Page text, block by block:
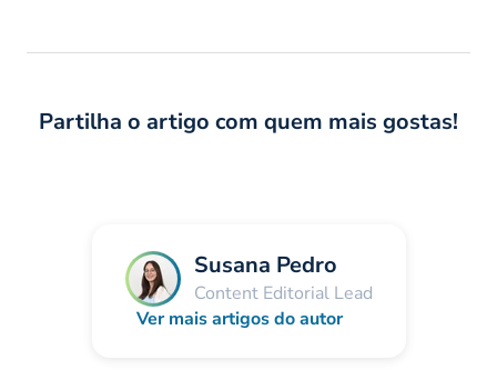
Partilha o artigo com quem mais gostas!
Susana Pedro
Content Editorial Lead
Ver mais artigos do autor